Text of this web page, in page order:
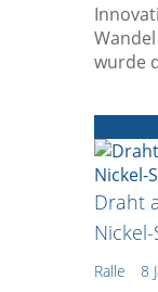
wurde
Draht
Ralle 8